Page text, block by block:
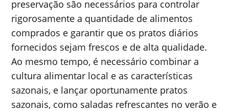
preservação são necessários para controlar
rigorosamente a quantidade de alimentos
comprados e garantir que os pratos diários
fornecidos sejam frescos e de alta qualidade.
Ao mesmo tempo, é necessário combinar a
cultura alimentar local e as características
sazonais, e lançar oportunamente pratos
sazonais, como saladas refrescantes no verão e